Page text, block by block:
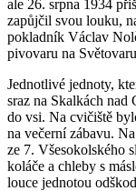
ale 26. srpna 1934
zapůjčil svou louku,
pokladník Václav
pivovaru na
Jednotlivé jednoty,
sraz na Skalkách
do vsi. Na cvičiště
na večerní zábavu.
ze 7. Všesokolského
koláče a chleby s
louce jednotou